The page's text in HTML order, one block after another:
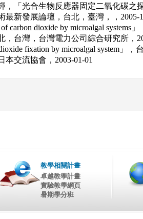
，「光合生物反應器固定二氧化碳之
最新發展論壇，台北，臺灣，，2005-
carbon dioxide by microalgal systems
，台灣，台灣電力公司綜合研究所，
fixation by microalgal system」
交流協會，2003-01-01
教學相關計畫
卓越教學計畫
實驗教學網頁
暑期學分班